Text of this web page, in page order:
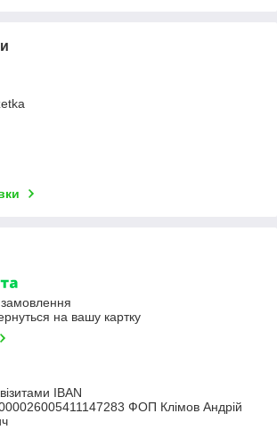
на вашу картку
IBAN
ФОП Клімов Андрій